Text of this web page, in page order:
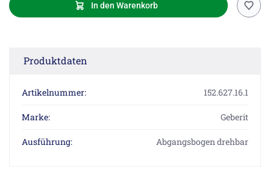
In den Warenkorb
Produktdaten
Artikelnummer: 152.627.16.1
Marke: Geberit
Ausführung: Abgangsbogen drehbar